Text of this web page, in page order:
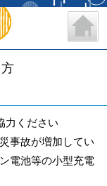
藍住町
力ください
事故が増加してい
電池等の小型充電